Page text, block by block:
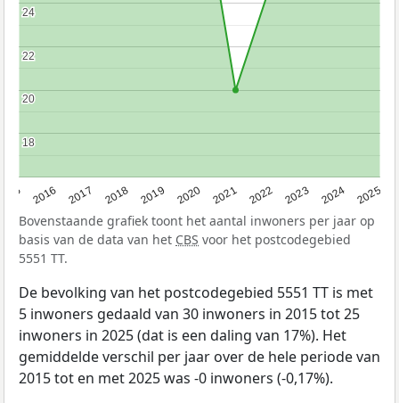
2016 2017 2018 2019 2020 2021 2022 2023 2024 2025
18
18
20
20
22
22
24
24
Bovenstaande grafiek toont het aantal inwoners per jaar op
basis van de data van het CBS voor het postcodegebied
5551 TT.
De bevolking van het postcodegebied 5551 TT is met
5 inwoners gedaald van 30 inwoners in 2015 tot 25
inwoners in 2025 (dat is een daling van 17%). Het
gemiddelde verschil per jaar over de hele periode van
2015 tot en met 2025 was -0 inwoners (-0,17%).